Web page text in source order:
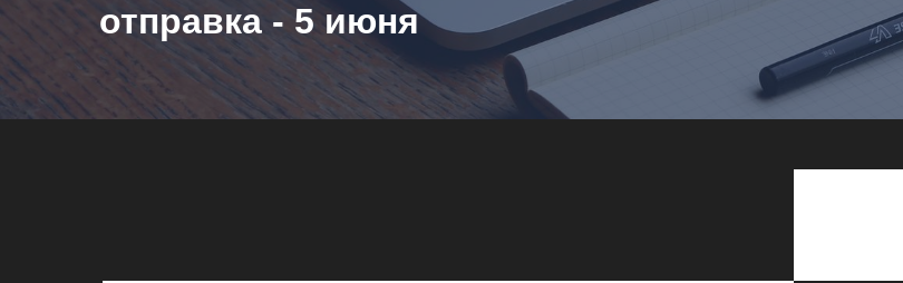
отправка - 5 июня